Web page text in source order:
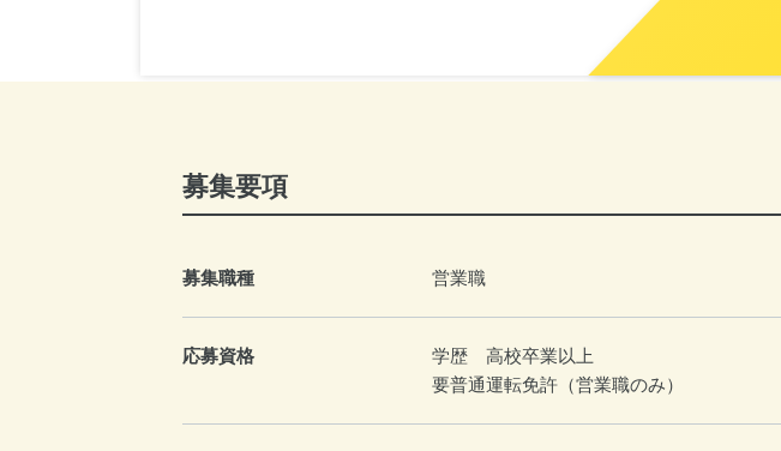
募集要項
募集職種 営業職
応募資格
学歴 高校卒業以上
要普通運転免許（営業職のみ）